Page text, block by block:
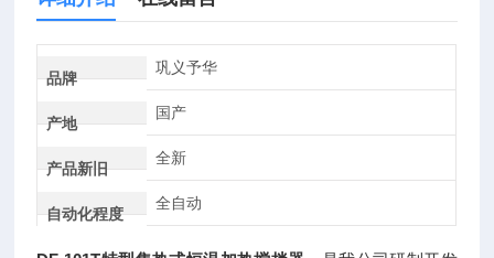
品牌
巩义予华
产地
国产
产品新旧
全新
自动化程度
全自动